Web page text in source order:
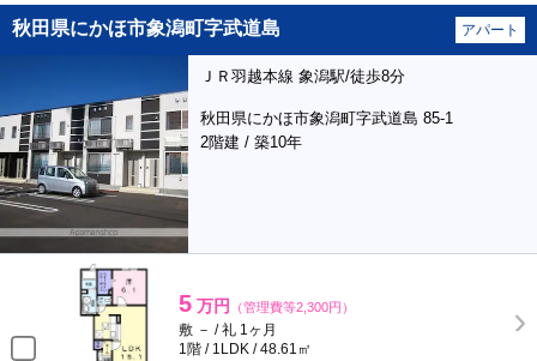
秋田県にかほ市象潟町字武道島 アパート
ＪＲ羽越本線 象潟駅/徒歩8分
秋田県にかほ市象潟町字武道島 85-1
2階建 / 築10年
5 万円 （管理費等2,300円）
敷 － / 礼 1ヶ月
1階 / 1LDK / 48.61㎡